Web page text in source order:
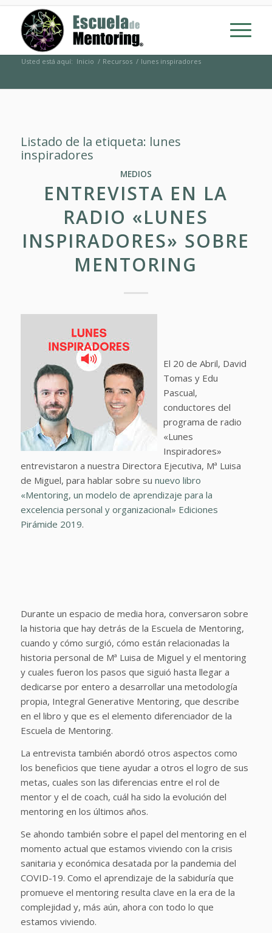
Usted está aquí: Inicio / Recursos / lunes inspiradores
Listado de la etiqueta: lunes
inspiradores
MEDIOS
ENTREVISTA EN LA
RADIO «LUNES
INSPIRADORES» SOBRE
MENTORING
El 20 de Abril, David
Tomas y Edu
Pascual,
conductores del
programa de radio
«Lunes
Inspiradores»
entrevistaron a nuestra Directora Ejecutiva, Mª Luisa
de Miguel, para hablar sobre su nuevo libro
«Mentoring, un modelo de aprendizaje para la
excelencia personal y organizacional» Ediciones
Pirámide 2019.
Durante un espacio de media hora, conversaron sobre
la historia que hay detrás de la Escuela de Mentoring,
cuando y cómo surgió, cómo están relacionadas la
historia personal de Mª Luisa de Miguel y el mentoring
y cuales fueron los pasos que siguió hasta llegar a
dedicarse por entero a desarrollar una metodología
propia, Integral Generative Mentoring, que describe
en el libro y que es el elemento diferenciador de la
Escuela de Mentoring.
La entrevista también abordó otros aspectos como
los beneficios que tiene ayudar a otros el logro de sus
metas, cuales son las diferencias entre el rol de
mentor y el de coach, cuál ha sido la evolución del
mentoring en los últimos años.
Se ahondo también sobre el papel del mentoring en el
momento actual que estamos viviendo con la crisis
sanitaria y económica desatada por la pandemia del
COVID-19. Como el aprendizaje de la sabiduría que
promueve el mentoring resulta clave en la era de la
complejidad y, más aún, ahora con todo lo que
estamos viviendo.